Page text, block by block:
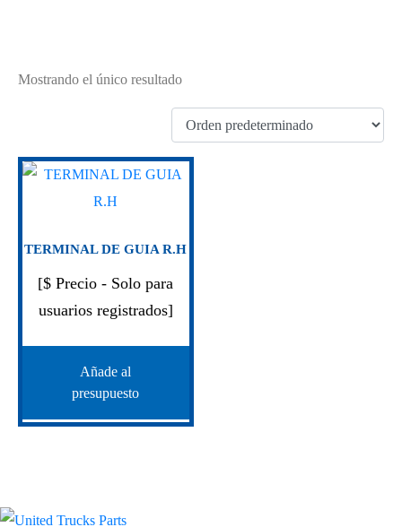
Mostrando el único resultado
TERMINAL DE GUIA R.H
[$ Precio - Solo para
usuarios registrados]
Añade al
presupuesto